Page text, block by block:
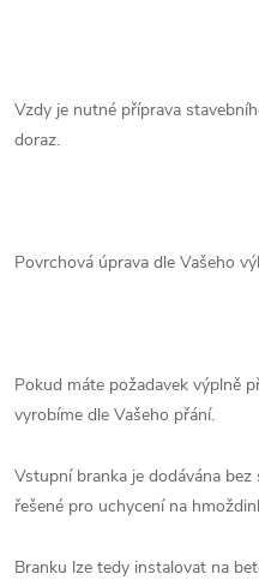
Vzdy je nutné příprava
doraz.
Povrchová úprava dle Vašeho
Pokud máte požadavek výplně
vyrobíme dle Vašeho přání.
Vstupní branka je dodávána
řešené pro uchycení na
Branku lze tedy instalovat na